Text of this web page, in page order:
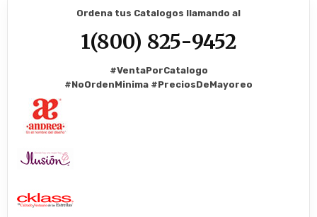
Ordena tus Catalogos llamando al
1(800) 825-9452
#VentaPorCatalogo
#NoOrdenMinima #PreciosDeMayoreo